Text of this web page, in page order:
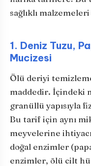
sağlıklı
1. Deniz Tuzu,
Mucizesi
Ölü deriyi
maddedir. İçindeki
granüllü yapısıyla
Bu tarif için aynı
meyvelerine
doğal enzimler
enzimler, ölü cilt